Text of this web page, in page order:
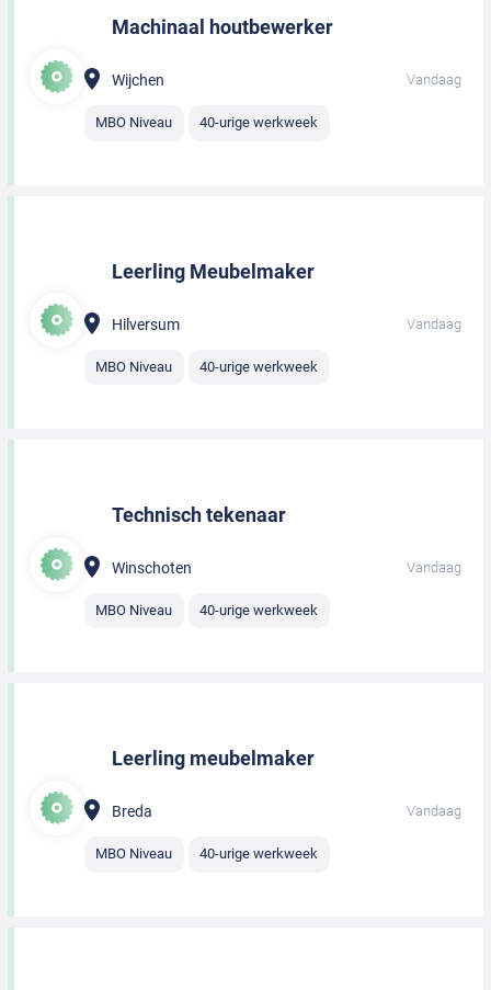
Machinaal houtbewerker
Wijchen Vandaag
MBO Niveau 40-urige werkweek
Leerling Meubelmaker
Hilversum Vandaag
MBO Niveau 40-urige werkweek
Technisch tekenaar
Winschoten Vandaag
MBO Niveau 40-urige werkweek
Leerling meubelmaker
Breda Vandaag
MBO Niveau 40-urige werkweek